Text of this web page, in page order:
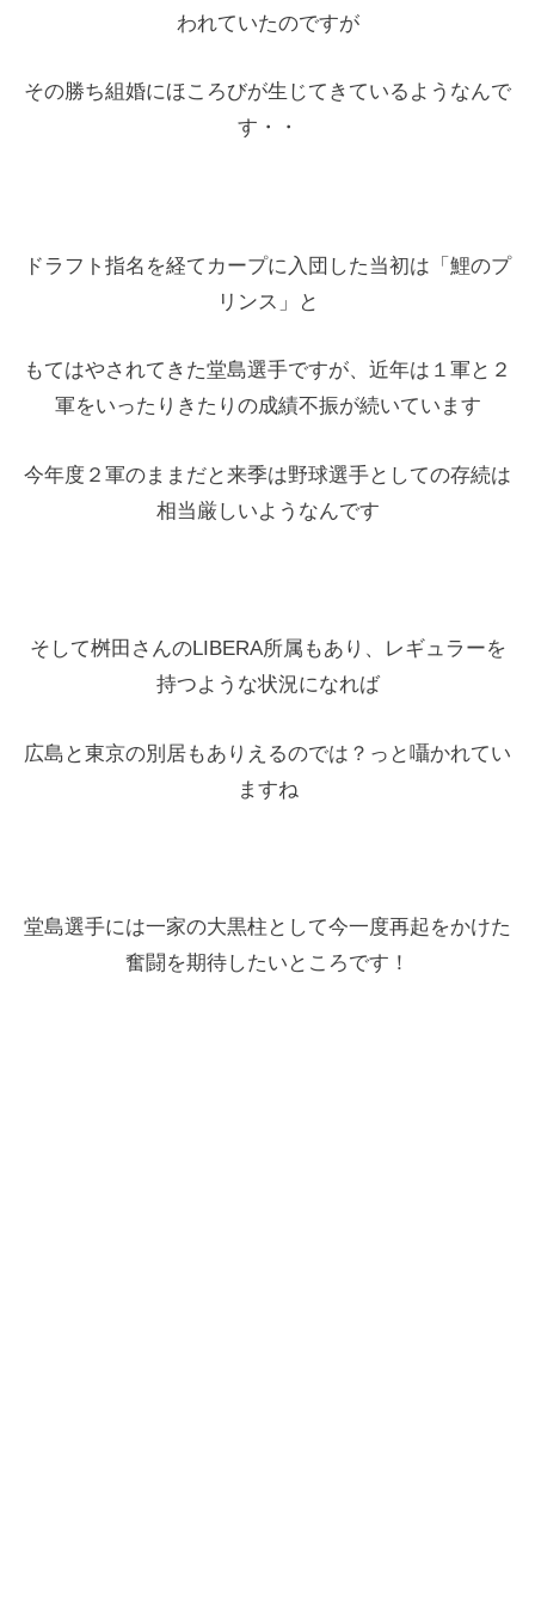
われていたのですが
その勝ち組婚にほころびが生じてきているようなんで
す・・
ドラフト指名を経てカープに入団した当初は「鯉のプ
リンス」と
もてはやされてきた堂島選手ですが、近年は１軍と２
軍をいったりきたりの成績不振が続いています
今年度２軍のままだと来季は野球選手としての存続は
相当厳しいようなんです
そして桝田さんのLIBERA所属もあり、レギュラーを
持つような状況になれば
広島と東京の別居もありえるのでは？っと囁かれてい
ますね
堂島選手には一家の大黒柱として今一度再起をかけた
奮闘を期待したいところです！